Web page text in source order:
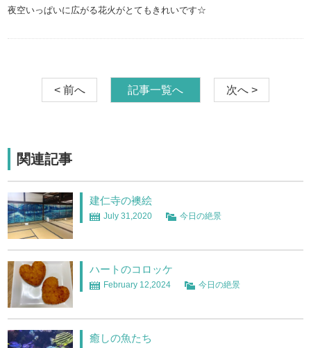
夜空いっぱいに広がる花火がとてもきれいです☆
< 前へ 記事一覧へ 次へ >
関連記事
建仁寺の襖絵
July 31,2020 今日の絶景
ハートのコロッケ
February 12,2024 今日の絶景
癒しの魚たち